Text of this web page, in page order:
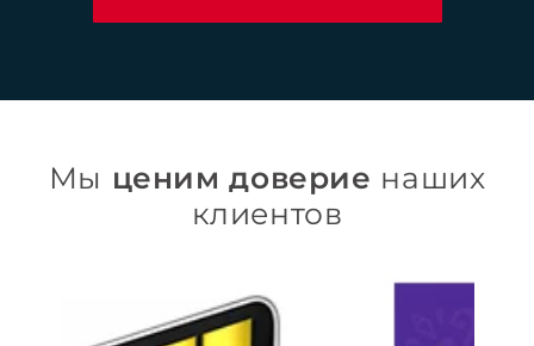
Мы ценим доверие наших
клиентов